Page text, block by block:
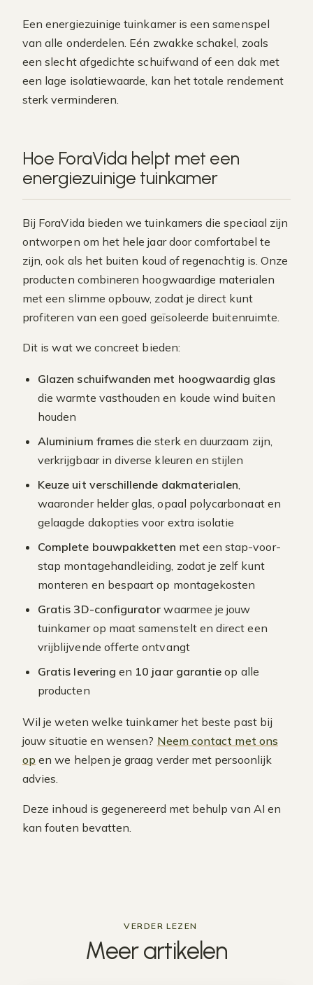
Een energiezuinige tuinkamer is een samenspel
van alle onderdelen. Eén zwakke schakel, zoals
een slecht afgedichte schuifwand of een dak met
een lage isolatiewaarde, kan het totale rendement
sterk verminderen.
Hoe ForaVida helpt met een
energiezuinige tuinkamer
Bij ForaVida bieden we tuinkamers die speciaal zijn
ontworpen om het hele jaar door comfortabel te
zijn, ook als het buiten koud of regenachtig is. Onze
producten combineren hoogwaardige materialen
met een slimme opbouw, zodat je direct kunt
profiteren van een goed geïsoleerde buitenruimte.
Dit is wat we concreet bieden:
Glazen schuifwanden met hoogwaardig glas
die warmte vasthouden en koude wind buiten
houden
Aluminium frames die sterk en duurzaam zijn,
verkrijgbaar in diverse kleuren en stijlen
Keuze uit verschillende dakmaterialen,
waaronder helder glas, opaal polycarbonaat en
gelaagde dakopties voor extra isolatie
Complete bouwpakketten met een stap-voor-
stap montagehandleiding, zodat je zelf kunt
monteren en bespaart op montagekosten
Gratis 3D-configurator waarmee je jouw
tuinkamer op maat samenstelt en direct een
vrijblijvende offerte ontvangt
Gratis levering en 10 jaar garantie op alle
producten
Wil je weten welke tuinkamer het beste past bij
jouw situatie en wensen? Neem contact met ons
op en we helpen je graag verder met persoonlijk
advies.
Deze inhoud is gegenereerd met behulp van AI en
kan fouten bevatten.
VERDER LEZEN
Meerartikelen